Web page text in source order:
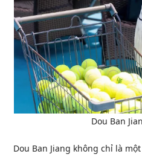
Dou Ban
Dou Ban Jiang không chỉ là